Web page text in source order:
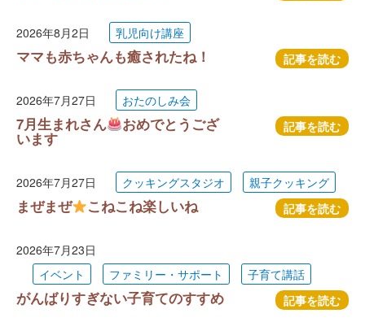
2026年8月2日 乳児向け講座
ママも赤ちゃんも癒されたね！ 記事を読む
2026年7月27日 おたのしみ会
7月生まれさん おめでとうござ
います
記事を読む
2026年7月27日 クッキングスタジオ 親子クッキング
まぜまぜ こねこね楽しいね 記事を読む
2026年7月23日
イベント
ファミリー・サポート 子育て講話
がんばりすぎない子育てのすすめ 記事を読む